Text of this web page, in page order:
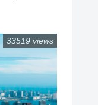
33519 views